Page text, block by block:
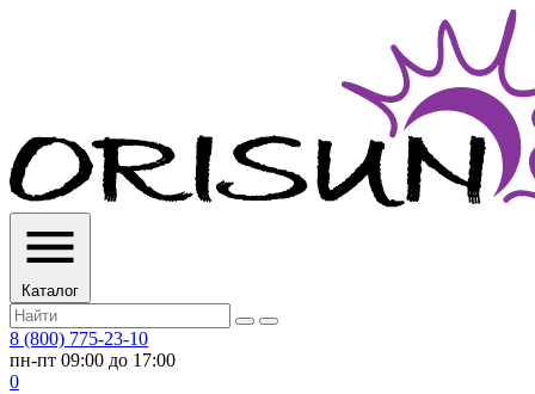
Каталог
8 (800) 775-23-10
пн-пт 09:00 до 17:00
0